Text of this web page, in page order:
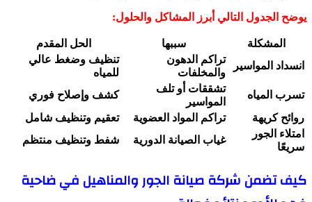
يوضح الجدول التالي أبرز المشاكل والحلول:
المشكلة سببها
الحل المقدم
انسداد المواسير
تراكم الدهون
والمخلفات
تنظيف وضغط عالي
للمياه
تسرب المياه
تشققات أو تلف
المواسير
كشف وإصلاح فوري
روائح كريهة
تراكم المواد العضوية
تعقيم وتنظيف شامل
امتلاء الجور
سريعًا
غياب الصيانة الدورية شفط وتنظيف منتظم
كيف تضمن شركة صيانة الجور والمناهيل في ضاحية